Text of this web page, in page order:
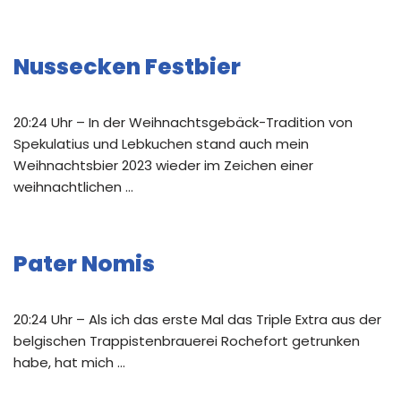
Nussecken Festbier
20:24 Uhr – In der Weihnachtsgebäck-Tradition von
Spekulatius und Lebkuchen stand auch mein
Weihnachtsbier 2023 wieder im Zeichen einer
weihnachtlichen …
Pater Nomis
20:24 Uhr – Als ich das erste Mal das Triple Extra aus der
belgischen Trappistenbrauerei Rochefort getrunken
habe, hat mich …